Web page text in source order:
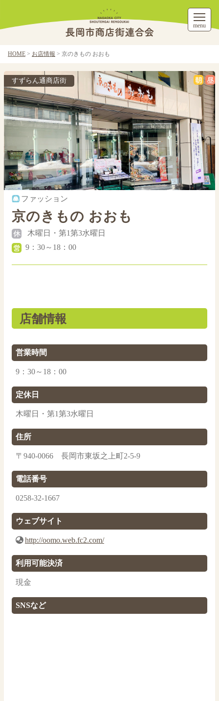
menu
HOME > お店情報 > 京のきもの おおも
すずらん通商店街
ファッション
京のきもの おおも
木曜日・第1第3水曜日
9：30～18：00
店舗情報
営業時間
9：30～18：00
定休日
木曜日・第1第3水曜日
住所
〒940-0066 長岡市東坂之上町2-5-9
電話番号
0258-32-1667
ウェブサイト
http://oomo.web.fc2.com/
利用可能決済
現金
SNSなど